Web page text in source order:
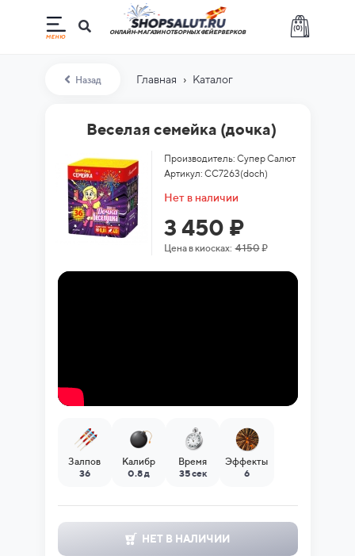
(0)
ОНЛАЙН-МАГАЗИН ОТБОРНЫХ ФЕЙЕРВЕРКОВ
Назад Главная › Каталог
Веселая семейка (дочка)
Производитель: Супер Салют
Артикул: СС7263(doch)
Нет в наличии
3 450 ₽
Цена в киосках:4 150₽
Залпов
36
Калибр
0.8 д
Время
35 сек
Эффекты
6
НЕТ В НАЛИЧИИ